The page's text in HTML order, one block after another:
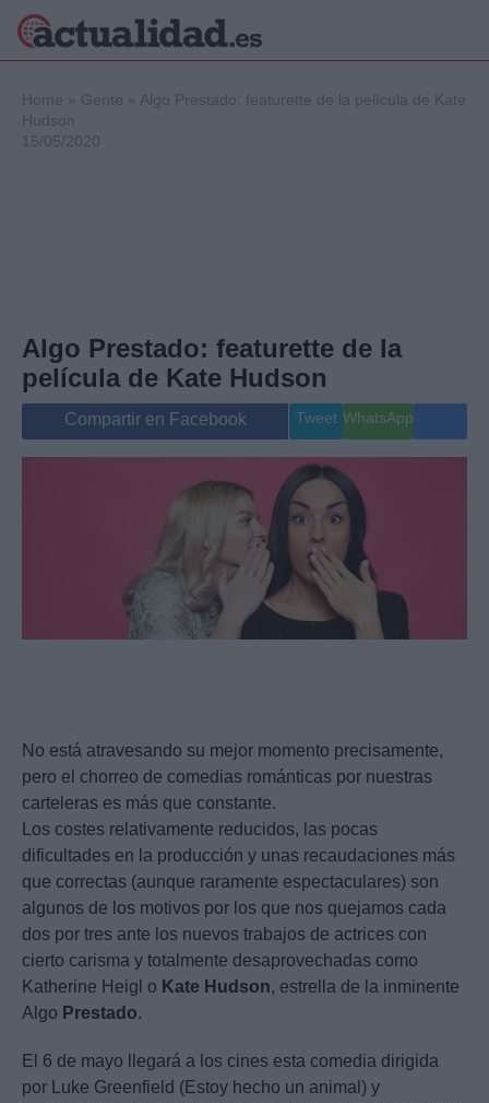
Internacional
Viajes
Gente
Musica
Home » Gente » Algo Prestado: featurette de la película de Kate
Hudson
15/05/2020
Algo Prestado: featurette de la
película de Kate Hudson
Compartir en Facebook Tweet WhatsApp
No está atravesando su mejor momento precisamente,
pero el chorreo de comedias románticas por nuestras
carteleras es más que constante.
Los costes relativamente reducidos, las pocas
dificultades en la producción y unas recaudaciones más
que correctas (aunque raramente espectaculares) son
algunos de los motivos por los que nos quejamos cada
dos por tres ante los nuevos trabajos de actrices con
cierto carisma y totalmente desaprovechadas como
Katherine Heigl o Kate Hudson, estrella de la inminente
Algo Prestado.
El 6 de mayo llegará a los cines esta comedia dirigida
por Luke Greenfield (Estoy hecho un animal) y